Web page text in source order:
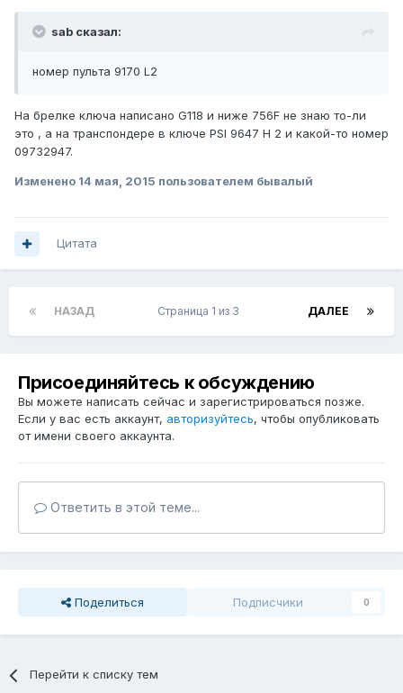
sab сказал:
номер пульта 9170 L2
На брелке ключа написано G118 и ниже 756F не знаю то-ли
это , а на транспондере в ключе PSI 9647 H 2 и какой-то номер
09732947.
Изменено 14 мая, 2015 пользователем бывалый
Цитата
НАЗАД ДАЛЕЕ
Страница 1 из 3
Присоединяйтесь к обсуждению
Вы можете написать сейчас и зарегистрироваться позже.
Если у вас есть аккаунт, авторизуйтесь, чтобы опубликовать
от имени своего аккаунта.
Ответить в этой теме...
Поделиться Подписчики 0
Перейти к списку тем